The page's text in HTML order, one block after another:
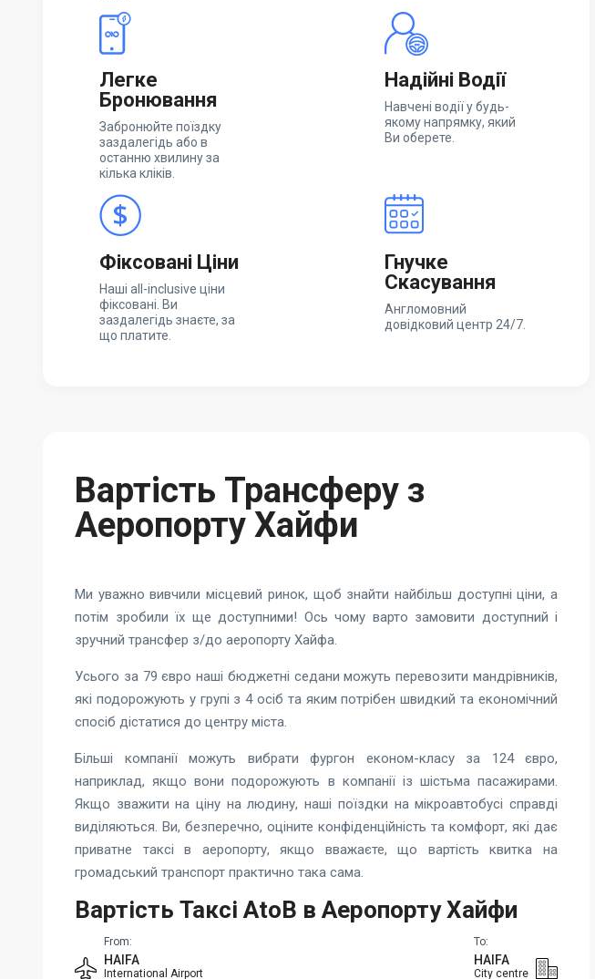
Легке
Бронювання
Забронюйте поїздку
заздалегідь або в
останню хвилину за
кілька кліків.
Надійні Водії
Навчені водії у будь-
якому напрямку, який
Ви оберете.
Фіксовані Ціни
Наші all-inclusive ціни
фіксовані. Ви
заздалегідь знаєте, за
що платите.
Гнучке
Скасування
Англомовний
довідковий центр 24/7.
Вартість Трансферу з
Аеропорту Хайфи
Ми уважно вивчили місцевий ринок, щоб знайти найбільш доступні ціни, а
потім зробили їх ще доступними! Ось чому варто замовити доступний і
зручний трансфер з/до аеропорту Хайфа.
Усього за 79 євро наші бюджетні седани можуть перевозити мандрівників,
які подорожують у групі з 4 осіб та яким потрібен швидкий та економічний
спосіб дістатися до центру міста.
Більші компанії можуть вибрати фургон економ-класу за 124 євро,
наприклад, якщо вони подорожують в компанії із шістьма пасажирами.
Якщо зважити на ціну на людину, наші поїздки на мікроавтобусі справді
виділяються. Ви, безперечно, оціните конфіденційність та комфорт, які дає
приватне таксі в аеропорту, якщо вважаєте, що вартість квитка на
громадський транспорт практично така сама.
Вартість Таксі AtoB в Аеропорту Хайфи
From:
HAIFA
International Airport
To:
HAIFA
City centre